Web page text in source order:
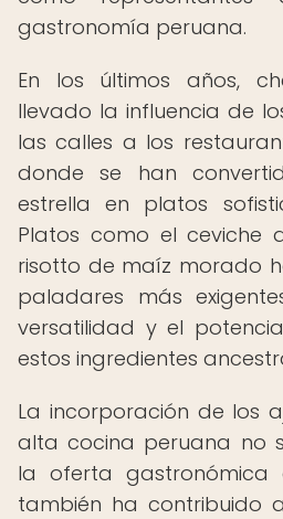
gastronomía peruana.
En los últimos años,
llevado la influencia de
las calles a los
donde se han
estrella en platos
Platos como el ceviche
risotto de maíz morado
paladares más
versatilidad y el
estos ingredientes
La incorporación de los
alta cocina peruana no
la oferta gastronómica
también ha contribuido